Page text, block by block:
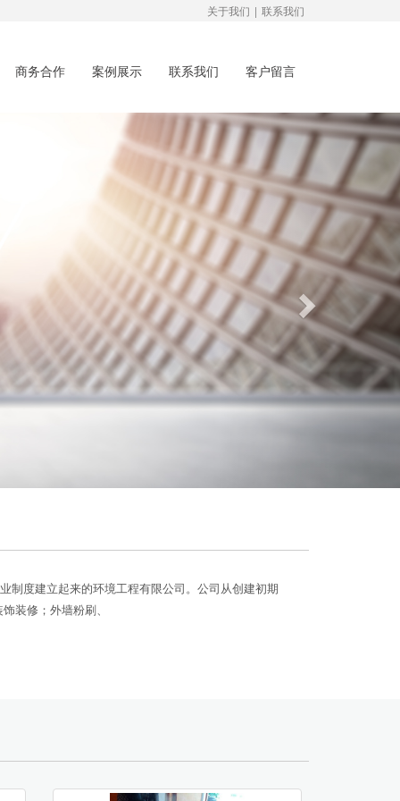
关于我们 | 联系我们
商务合作 案例展示 联系我们 客户留言
Next
制度建立起来的环境工程有限公司。公司从创建初期
装修；外墙粉刷、